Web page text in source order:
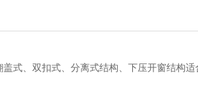
式、双扣式、分离式结构、下压开窗结构